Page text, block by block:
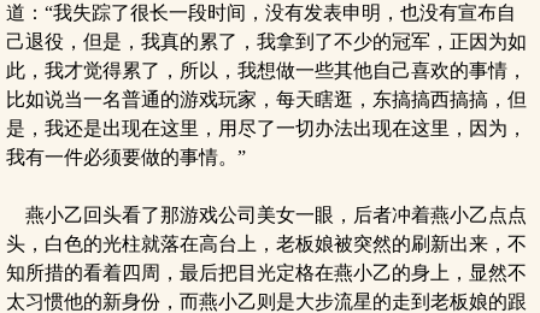
道：“我失踪了很长一段时间，没有发表申明，也没有宣布自
己退役，但是，我真的累了，我拿到了不少的冠军，正因为如
此，我才觉得累了，所以，我想做一些其他自己喜欢的事情，
比如说当一名普通的游戏玩家，每天瞎逛，东搞搞西搞搞，但
是，我还是出现在这里，用尽了一切办法出现在这里，因为，
我有一件必须要做的事情。”
燕小乙回头看了那游戏公司美女一眼，后者冲着燕小乙点点
头，白色的光柱就落在高台上，老板娘被突然的刷新出来，不
知所措的看着四周，最后把目光定格在燕小乙的身上，显然不
太习惯他的新身份，而燕小乙则是大步流星的走到老板娘的跟